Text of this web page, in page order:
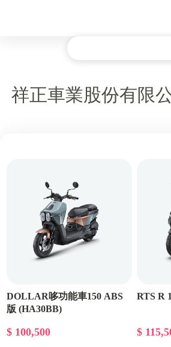
登入
祥正車業股份有限
DOLLAR哆功能車150 ABS
版 (HA30BB)
$ 100,500
RTS R
$